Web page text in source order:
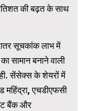
की बढ़त के साथ
सूचकांक लाभ में
सामान बनाने वाली
सेंसेक्स के शेयरों में
महिंद्रा, एचडीएफसी
बैंक और